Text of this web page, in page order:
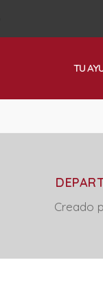
TU
Creado